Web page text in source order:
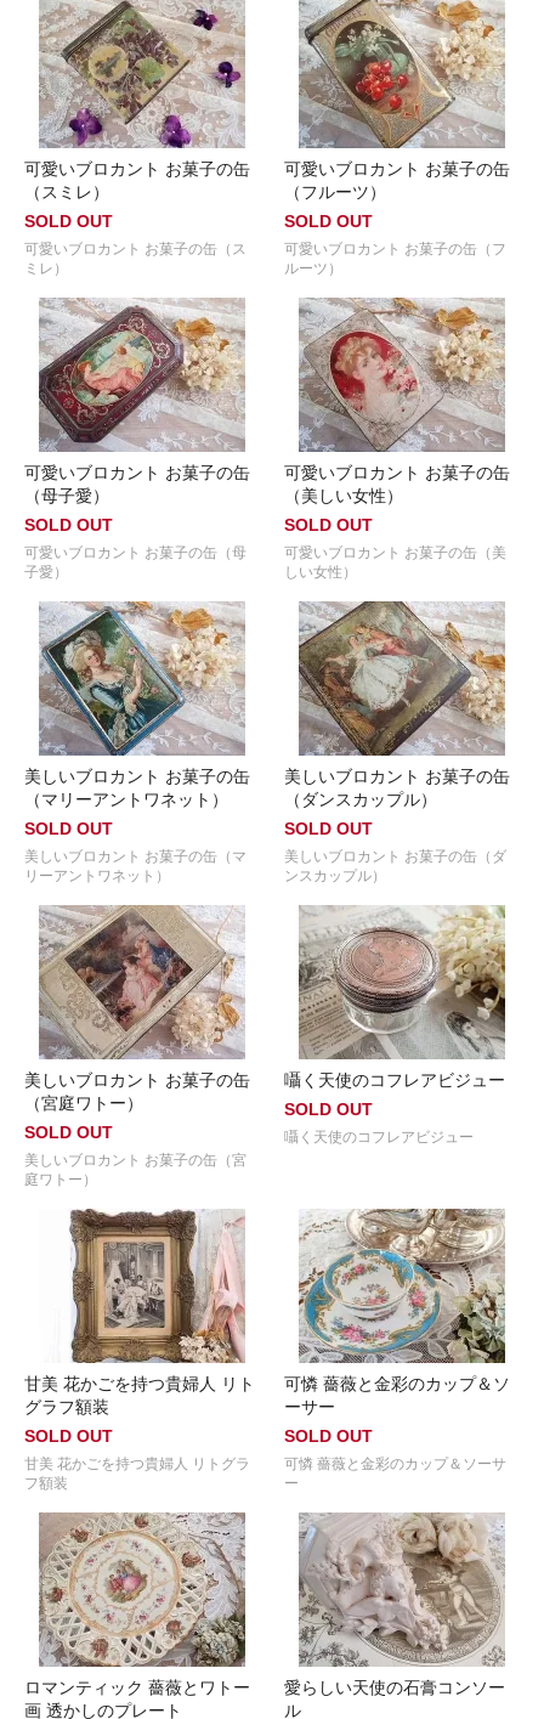
可愛いブロカント お菓子の缶
（スミレ）
SOLD OUT
可愛いブロカント お菓子の缶（ス
ミレ）
可愛いブロカント お菓子の缶
（フルーツ）
SOLD OUT
可愛いブロカント お菓子の缶（フ
ルーツ）
可愛いブロカント お菓子の缶
（母子愛）
SOLD OUT
可愛いブロカント お菓子の缶（母
子愛）
可愛いブロカント お菓子の缶
（美しい女性）
SOLD OUT
可愛いブロカント お菓子の缶（美
しい女性）
美しいブロカント お菓子の缶
（マリーアントワネット）
SOLD OUT
美しいブロカント お菓子の缶（マ
リーアントワネット）
美しいブロカント お菓子の缶
（ダンスカップル）
SOLD OUT
美しいブロカント お菓子の缶（ダ
ンスカップル）
美しいブロカント お菓子の缶
（宮庭ワトー）
SOLD OUT
美しいブロカント お菓子の缶（宮
庭ワトー）
囁く天使のコフレアビジュー
SOLD OUT
囁く天使のコフレアビジュー
甘美 花かごを持つ貴婦人 リト
グラフ額装
SOLD OUT
甘美 花かごを持つ貴婦人 リトグラ
フ額装
可憐 薔薇と金彩のカップ＆ソ
ーサー
SOLD OUT
可憐 薔薇と金彩のカップ＆ソーサ
ー
ロマンティック 薔薇とワトー
画 透かしのプレート
愛らしい天使の石膏コンソー
ル